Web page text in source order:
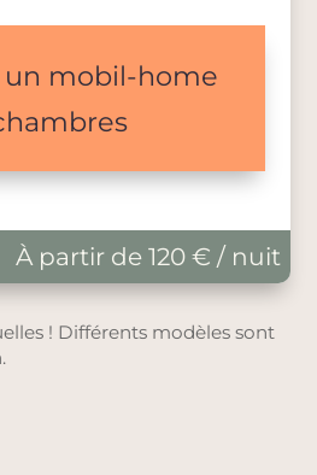
un mobil-home
À partir de 120 € / nuit
! Différents modèles sont